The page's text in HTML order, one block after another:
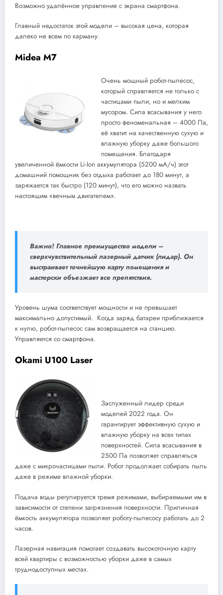
Возможно удалённое управление с экрана смартфона.
Главный недостаток этой модели – высокая цена, которая
далеко не всем по карману.
Midea M7
Очень мощный робот-пылесос,
который справляется не только с
частицами пыли, но и мелким
мусором. Сила всасывания у него
просто феноменальная – 4000 Па,
её хватит на качественную сухую и
влажную уборку даже большого
помещения. Благодаря
увеличенной ёмкости Li-Ion аккумулятора (5200 мА/ч) этот
домашний помощник без отдыха работает до 180 минут, а
заряжается так быстро (120 минут), что его можно назвать
настоящим «вечным двигателем».
Важно! Главное преимущество модели –
сверхчувствительный лазерный датчик (лидар). Он
выстраивает точнейшую карту помещения и
мастерски объезжает все препятствия.
Уровень шума соответствует мощности и не превышает
максимально допустимый. Когда заряд батареи приближается
к нулю, робот-пылесос сам возвращается на станцию.
Управляется со смартфона.
Okami U100 Laser
Заслуженный лидер среди
моделей 2022 года. Он
гарантирует эффективную сухую и
влажную уборку на всех типах
поверхностей. Сила всасывания в
2500 Па позволяет справляться
даже с микрочастицами пыли. Робот продолжает собирать пыль
даже в режиме влажной уборки.
Подача воды регулируется тремя режимами, выбираемыми им в
зависимости от степени загрязнения поверхности. Приличная
ёмкость аккумулятора позволяет роботу-пылесосу работать до 2
часов.
Лазерная навигация помогает создавать высокоточную карту
всей квартиры с возможностью уборки даже в самых
труднодоступных местах.